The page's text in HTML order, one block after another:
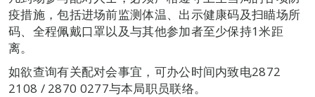
疫措施，包括进场前监测体温、出示健康码及扫瞄场所
码、全程佩戴口罩以及与其他参加者至少保持1米距
离。
如欲查询有关配对会事宜，可办公时间内致电2872
2108 / 2870 0277与本局职员联络。